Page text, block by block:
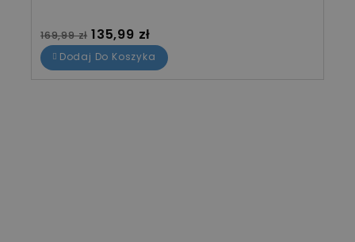
Cena standardowa
169,99 zł Cena
135,99 zł
Dodaj Do Koszyka